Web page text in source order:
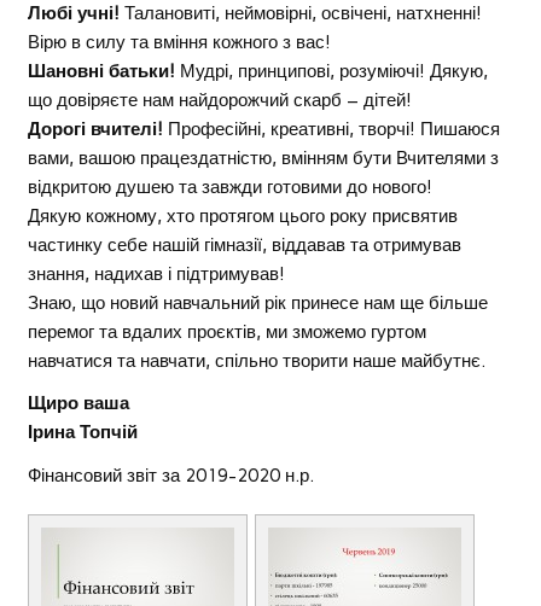
Любі учні! Талановиті, неймовірні, освічені, натхненні!
Вірю в силу та вміння кожного з вас!
Шановні батьки! Мудрі, принципові, розуміючі! Дякую,
що довіряєте нам найдорожчий скарб – дітей!
Дорогі вчителі! Професійні, креативні, творчі! Пишаюся
вами, вашою працездатністю, вмінням бути Вчителями з
відкритою душею та завжди готовими до нового!
Дякую кожному, хто протягом цього року присвятив
частинку себе нашій гімназії, віддавав та отримував
знання, надихав і підтримував!
Знаю, що новий навчальний рік принесе нам ще більше
перемог та вдалих проєктів, ми зможемо гуртом
навчатися та навчати, спільно творити наше майбутнє.
Щиро ваша
Ірина Топчій
Фінансовий звіт за 2019-2020 н.р.